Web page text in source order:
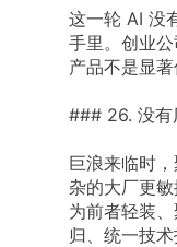
这一轮 AI 没
手里。创业
产品不是显
### 26. 没有
巨浪来临时
杂的大厂更
为前者轻装
归、统一技